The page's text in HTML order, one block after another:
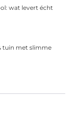
wat levert écht
tuin met slimme